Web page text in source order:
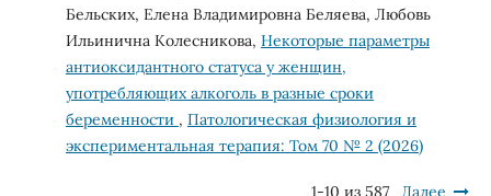
Бельских, Елена Владимировна Беляева, Любовь
Ильинична Колесникова, Некоторые параметры
антиоксидантного статуса у женщин,
употребляющих алкоголь в разные сроки
беременности , Патологическая физиология и
экспериментальная терапия: Том 70 № 2 (2026)
1-10 из 587 Далее